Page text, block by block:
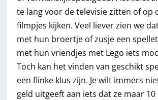
te lang voor de televisie zitten of op
filmpjes kijken. Veel liever zien we
met hun broertje of zusje een
met hun vriendjes met Lego iets
Toch kan het vinden van geschikt
een flinke klus zijn. Je wilt immers
geld uitgeeft aan iets dat ze maar